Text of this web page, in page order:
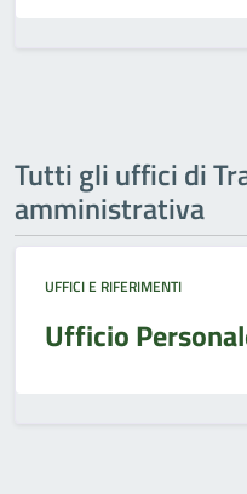
Tutti gli uffici di
amministrativa
UFFICI E RIFERIMENTI
Ufficio